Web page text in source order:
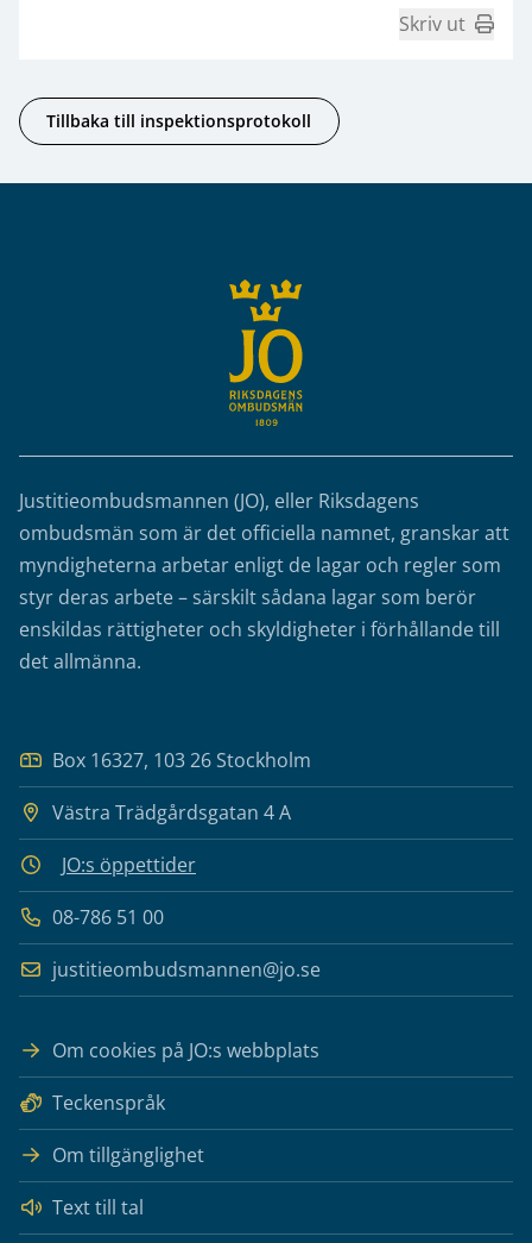
Skriv ut
Tillbaka till inspektionsprotokoll
Justitieombudsmannen (JO), eller Riksdagens
ombudsmän som är det officiella namnet, granskar att
myndigheterna arbetar enligt de lagar och regler som
styr deras arbete – särskilt sådana lagar som berör
enskildas rättigheter och skyldigheter i förhållande till
det allmänna.
Box 16327, 103 26 Stockholm
Västra Trädgårdsgatan 4 A
JO:s öppettider
08-786 51 00
justitieombudsmannen@jo.se
Om cookies på JO:s webbplats
Teckenspråk
Om tillgänglighet
Text till tal